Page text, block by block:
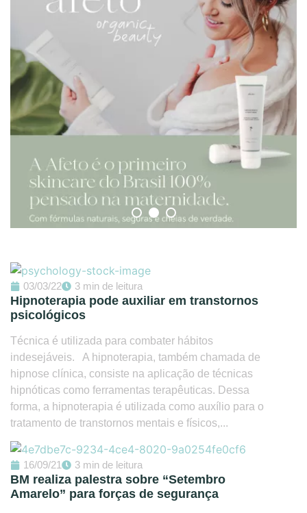
03/03/22 3 min de leitura
Hipnoterapia pode auxiliar em transtornos
psicológicos
Técnica é utilizada para combater hábitos
indesejáveis. A hipnoterapia, também chamada de
hipnose clínica, consiste na aplicação de técnicas
hipnóticas como ferramentas terapêuticas. Dessa
forma, a hipnoterapia é utilizada como auxílio para o
tratamento de transtornos mentais e físicos,...
16/09/21 3 min de leitura
BM realiza palestra sobre “Setembro
Amarelo” para forças de segurança